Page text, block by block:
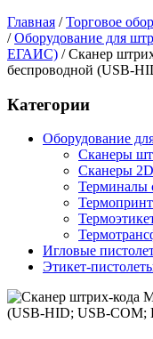
Главная / Торговое
/ Оборудование для
ЕГАИС) / Сканер
беспроводной (USB-
Категории
Оборудование
Сканеры
Сканеры
Терминалы
Игловые
Этикет-